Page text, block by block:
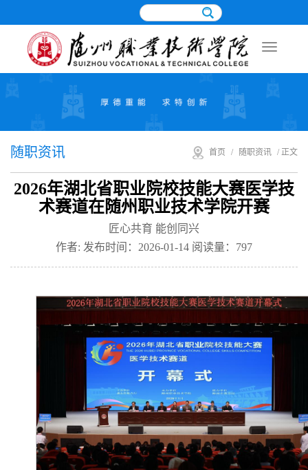
随职资讯 首页 / 随职资讯 / 正文
2026年湖北省职业院校技能大赛医学技
术赛道在随州职业技术学院开赛
匠心共育 能创同兴
作者: 发布时间：2026-01-14 阅读量： 797